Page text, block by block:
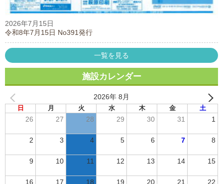
2026年7月15日
令和8年7月15日 No391発行
一覧を見る
施設カレンダー
2026年 8月
日 月 火 水 木 金 土
26 27 28 29 30 31 1
2 3 4 5 6 7 8
9 10 11 12 13 14 15
16 17 18 19 20 21 22